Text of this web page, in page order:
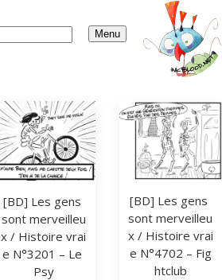
Menu
[BD] Les gens
sont merveilleu
x / Histoire vrai
e N°3201 – Le
Psy
[BD] Les gens
sont merveilleu
x / Histoire vrai
e N°4702 – Fig
htclub